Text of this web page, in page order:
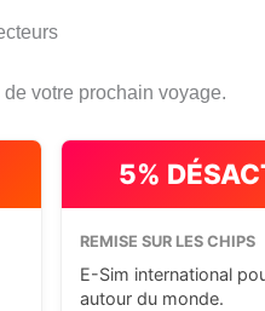
votre prochain voyage.
5%
REMISE SUR LES CHIPS
E-Sim international
autour du monde.